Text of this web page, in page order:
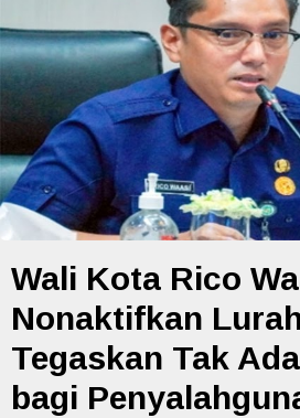
Wali Kota Rico
Nonaktifkan
Tegaskan Tak
bagi